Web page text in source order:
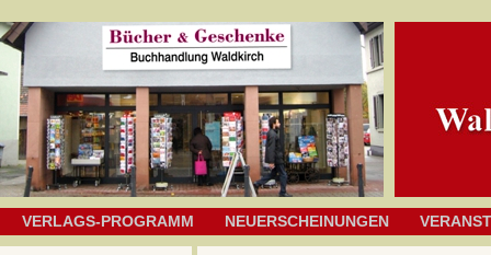
VERLAGS-PROGRAMM NEUERSCHEINUNGEN